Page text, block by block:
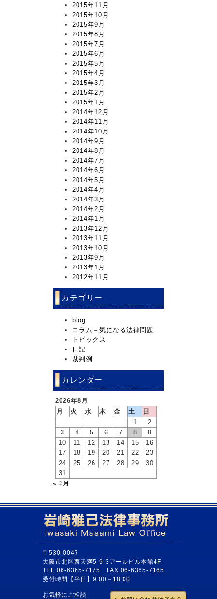
2015年11月
2015年10月
2015年9月
2015年8月
2015年7月
2015年6月
2015年5月
2015年4月
2015年3月
2015年2月
2015年1月
2014年12月
2014年11月
2014年10月
2014年9月
2014年8月
2014年7月
2014年6月
2014年5月
2014年4月
2014年3月
2014年2月
2014年1月
2013年12月
2013年11月
2013年10月
2013年9月
2013年1月
2012年11月
カテゴリー
blog
コラム－気になる法律問題
トピックス
日記
裁判例
カレンダー
2026年8月
月
火 水 木 金 土
日
1
2
3
4 5 6 7 8
9
10
11 12 13 14 15
16
17
18 19 20 21 22
23
24
25 26 27 28 29
30
31
« 3月
〒530-0047
大阪市北区西天満5-9-3アールビル本館4F
TEL 06-6365-7175 FAX 06-6365-7165
受付時間【平日】9:00～18:00
お気軽にご相談